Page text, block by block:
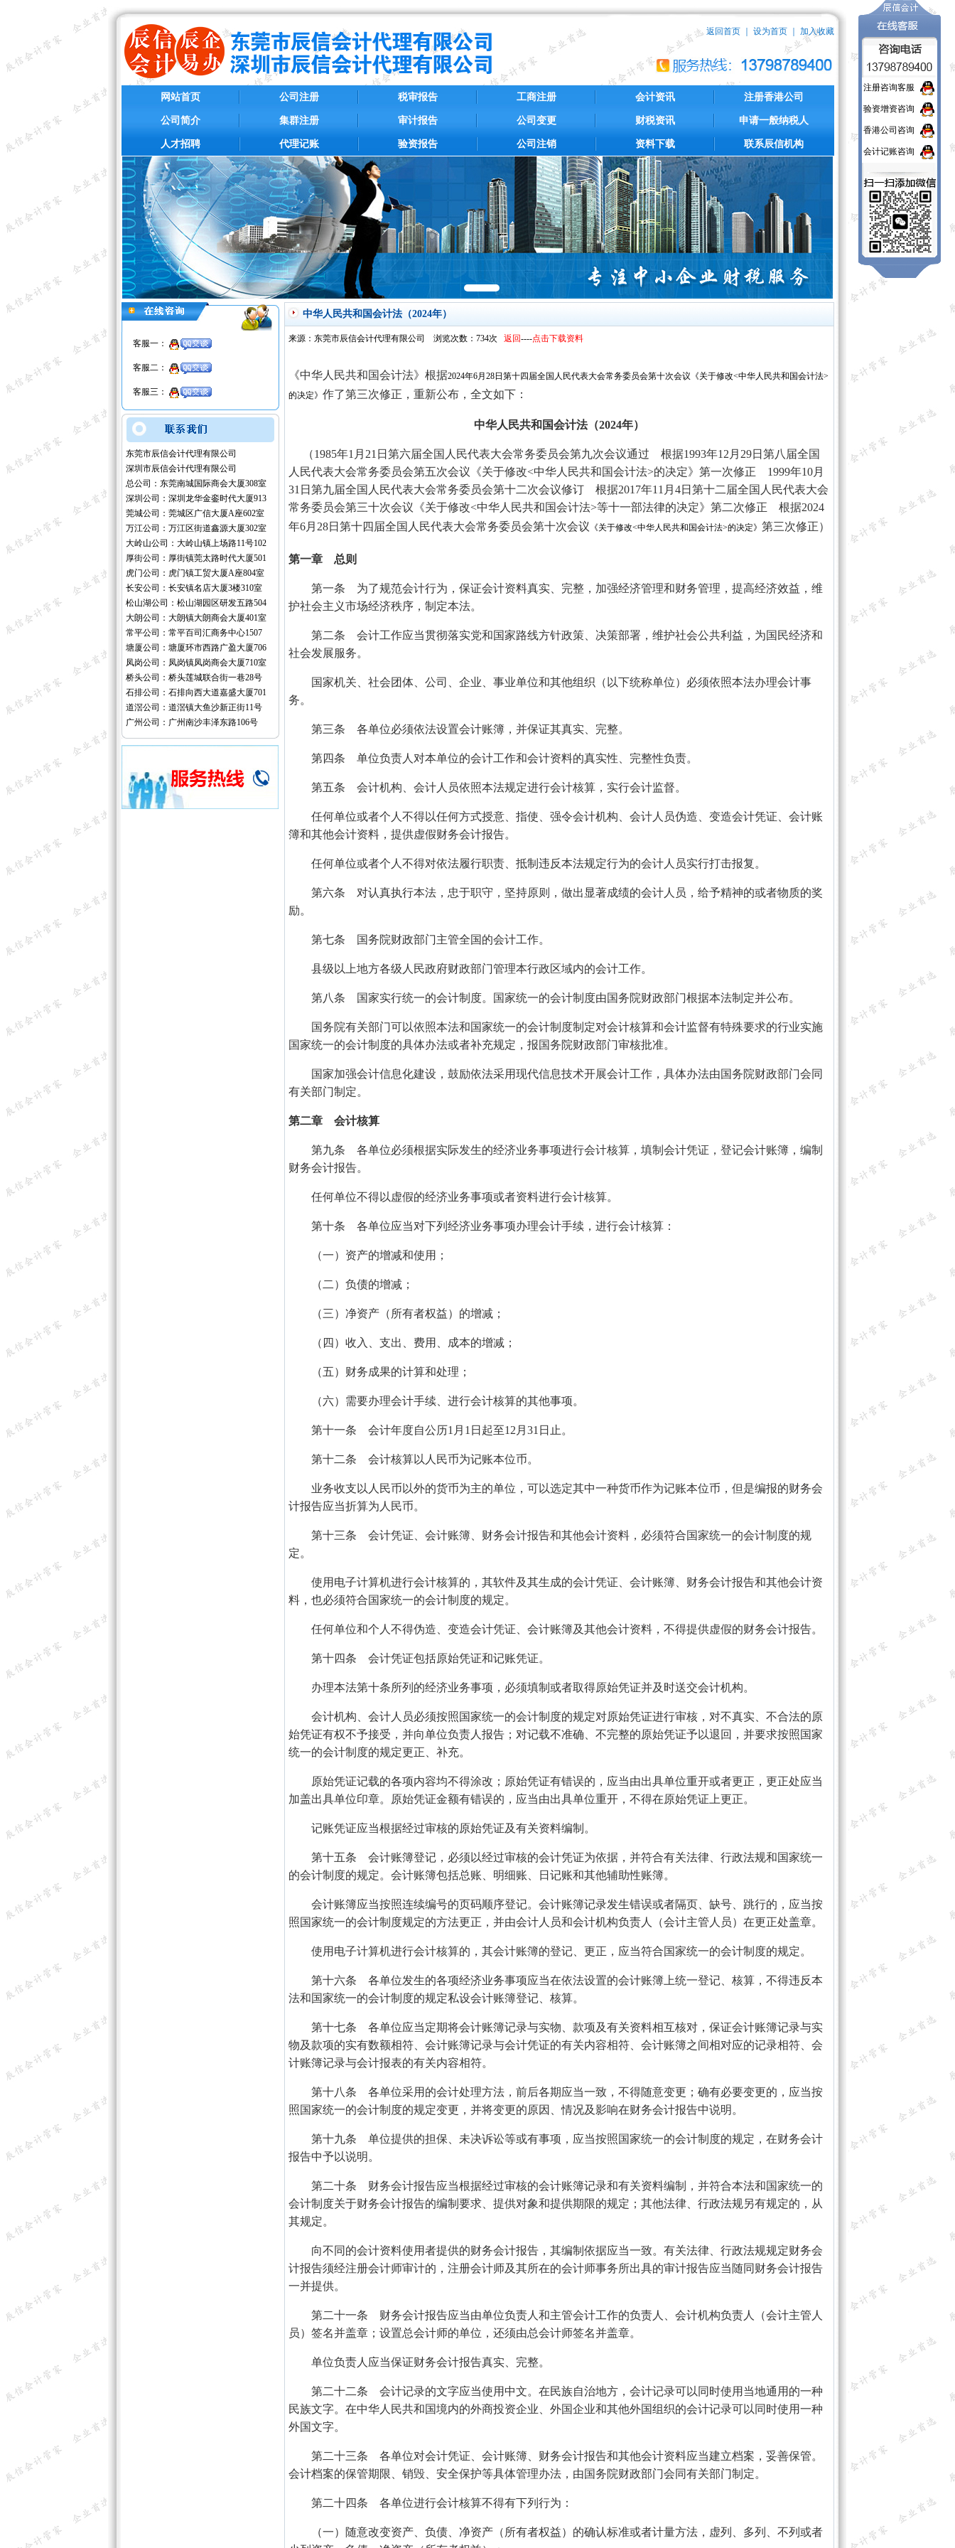
返回首页｜ 设为首页｜ 加入收藏
网站首页
公司简介
人才招聘
公司注册
集群注册
代理记账
税审报告
审计报告
验资报告
工商注册
公司变更
公司注销
会计资讯
财税资讯
资料下载
注册香港公司
申请一般纳税人
联系辰信机构
客服一：
客服二：
客服三：
东莞市辰信会计代理有限公司
深圳市辰信会计代理有限公司
总公司：东莞南城国际商会大厦308室
深圳公司：深圳龙华金銮时代大厦913
莞城公司：莞城区广信大厦A座602室
万江公司：万江区街道鑫源大厦302室
大岭山公司：大岭山镇上场路11号102
厚街公司：厚街镇莞太路时代大厦501
虎门公司：虎门镇工贸大厦A座804室
长安公司：长安镇名店大厦3楼310室
松山湖公司：松山湖园区研发五路504
大朗公司：大朗镇大朗商会大厦401室
常平公司：常平百司汇商务中心1507
塘厦公司：塘厦环市西路广盈大厦706
凤岗公司：凤岗镇凤岗商会大厦710室
桥头公司：桥头莲城联合街一巷28号
石排公司：石排向西大道嘉盛大厦701
道滘公司：道滘镇大鱼沙新正街11号
广州公司：广州南沙丰泽东路106号
中华人民共和国会计法（2024年）
来源：东莞市辰信会计代理有限公司 浏览次数：734次 返回----点击下载资料
《中华人民共和国会计法》根据2024年6月28日第十四届全国人民代表大会常务委员会第十次会议《关于修改<中华人民共和国会计法>
的决定》 作了第三次修正，重新公布，全文如下：
中华人民共和国会计法（2024年）
（1985年1月21日第六届全国人民代表大会常务委员会第九次会议通过 根据1993年12月29日第八届全国
人民代表大会常务委员会第五次会议《关于修改<中华人民共和国会计法>的决定》第一次修正 1999年10月
31日第九届全国人民代表大会常务委员会第十二次会议修订 根据2017年11月4日第十二届全国人民代表大会
常务委员会第三十次会议《关于修改<中华人民共和国会计法>等十一部法律的决定》第二次修正 根据2024
年6月28日第十四届全国人民代表大会常务委员会第十次会议 《关于修改<中华人民共和国会计法>的决定》 第三次修正）
第一章 总则
第一条 为了规范会计行为，保证会计资料真实、完整，加强经济管理和财务管理，提高经济效益，维
护社会主义市场经济秩序，制定本法。
第二条 会计工作应当贯彻落实党和国家路线方针政策、决策部署，维护社会公共利益，为国民经济和
社会发展服务。
国家机关、社会团体、公司、企业、事业单位和其他组织（以下统称单位）必须依照本法办理会计事
务。
第三条 各单位必须依法设置会计账簿，并保证其真实、完整。
第四条 单位负责人对本单位的会计工作和会计资料的真实性、完整性负责。
第五条 会计机构、会计人员依照本法规定进行会计核算，实行会计监督。
任何单位或者个人不得以任何方式授意、指使、强令会计机构、会计人员伪造、变造会计凭证、会计账
簿和其他会计资料，提供虚假财务会计报告。
任何单位或者个人不得对依法履行职责、抵制违反本法规定行为的会计人员实行打击报复。
第六条 对认真执行本法，忠于职守，坚持原则，做出显著成绩的会计人员，给予精神的或者物质的奖
励。
第七条 国务院财政部门主管全国的会计工作。
县级以上地方各级人民政府财政部门管理本行政区域内的会计工作。
第八条 国家实行统一的会计制度。国家统一的会计制度由国务院财政部门根据本法制定并公布。
国务院有关部门可以依照本法和国家统一的会计制度制定对会计核算和会计监督有特殊要求的行业实施
国家统一的会计制度的具体办法或者补充规定，报国务院财政部门审核批准。
国家加强会计信息化建设，鼓励依法采用现代信息技术开展会计工作，具体办法由国务院财政部门会同
有关部门制定。
第二章 会计核算
第九条 各单位必须根据实际发生的经济业务事项进行会计核算，填制会计凭证，登记会计账簿，编制
财务会计报告。
任何单位不得以虚假的经济业务事项或者资料进行会计核算。
第十条 各单位应当对下列经济业务事项办理会计手续，进行会计核算：
（一）资产的增减和使用；
（二）负债的增减；
（三）净资产（所有者权益）的增减；
（四）收入、支出、费用、成本的增减；
（五）财务成果的计算和处理；
（六）需要办理会计手续、进行会计核算的其他事项。
第十一条 会计年度自公历1月1日起至12月31日止。
第十二条 会计核算以人民币为记账本位币。
业务收支以人民币以外的货币为主的单位，可以选定其中一种货币作为记账本位币，但是编报的财务会
计报告应当折算为人民币。
第十三条 会计凭证、会计账簿、财务会计报告和其他会计资料，必须符合国家统一的会计制度的规
定。
使用电子计算机进行会计核算的，其软件及其生成的会计凭证、会计账簿、财务会计报告和其他会计资
料，也必须符合国家统一的会计制度的规定。
任何单位和个人不得伪造、变造会计凭证、会计账簿及其他会计资料，不得提供虚假的财务会计报告。
第十四条 会计凭证包括原始凭证和记账凭证。
办理本法第十条所列的经济业务事项，必须填制或者取得原始凭证并及时送交会计机构。
会计机构、会计人员必须按照国家统一的会计制度的规定对原始凭证进行审核，对不真实、不合法的原
始凭证有权不予接受，并向单位负责人报告；对记载不准确、不完整的原始凭证予以退回，并要求按照国家
统一的会计制度的规定更正、补充。
原始凭证记载的各项内容均不得涂改；原始凭证有错误的，应当由出具单位重开或者更正，更正处应当
加盖出具单位印章。原始凭证金额有错误的，应当由出具单位重开，不得在原始凭证上更正。
记账凭证应当根据经过审核的原始凭证及有关资料编制。
第十五条 会计账簿登记，必须以经过审核的会计凭证为依据，并符合有关法律、行政法规和国家统一
的会计制度的规定。会计账簿包括总账、明细账、日记账和其他辅助性账簿。
会计账簿应当按照连续编号的页码顺序登记。会计账簿记录发生错误或者隔页、缺号、跳行的，应当按
照国家统一的会计制度规定的方法更正，并由会计人员和会计机构负责人（会计主管人员）在更正处盖章。
使用电子计算机进行会计核算的，其会计账簿的登记、更正，应当符合国家统一的会计制度的规定。
第十六条 各单位发生的各项经济业务事项应当在依法设置的会计账簿上统一登记、核算，不得违反本
法和国家统一的会计制度的规定私设会计账簿登记、核算。
第十七条 各单位应当定期将会计账簿记录与实物、款项及有关资料相互核对，保证会计账簿记录与实
物及款项的实有数额相符、会计账簿记录与会计凭证的有关内容相符、会计账簿之间相对应的记录相符、会
计账簿记录与会计报表的有关内容相符。
第十八条 各单位采用的会计处理方法，前后各期应当一致，不得随意变更；确有必要变更的，应当按
照国家统一的会计制度的规定变更，并将变更的原因、情况及影响在财务会计报告中说明。
第十九条 单位提供的担保、未决诉讼等或有事项，应当按照国家统一的会计制度的规定，在财务会计
报告中予以说明。
第二十条 财务会计报告应当根据经过审核的会计账簿记录和有关资料编制，并符合本法和国家统一的
会计制度关于财务会计报告的编制要求、提供对象和提供期限的规定；其他法律、行政法规另有规定的，从
其规定。
向不同的会计资料使用者提供的财务会计报告，其编制依据应当一致。有关法律、行政法规规定财务会
计报告须经注册会计师审计的，注册会计师及其所在的会计师事务所出具的审计报告应当随同财务会计报告
一并提供。
第二十一条 财务会计报告应当由单位负责人和主管会计工作的负责人、会计机构负责人（会计主管人
员）签名并盖章；设置总会计师的单位，还须由总会计师签名并盖章。
单位负责人应当保证财务会计报告真实、完整。
第二十二条 会计记录的文字应当使用中文。在民族自治地方，会计记录可以同时使用当地通用的一种
民族文字。在中华人民共和国境内的外商投资企业、外国企业和其他外国组织的会计记录可以同时使用一种
外国文字。
第二十三条 各单位对会计凭证、会计账簿、财务会计报告和其他会计资料应当建立档案，妥善保管。
会计档案的保管期限、销毁、安全保护等具体管理办法，由国务院财政部门会同有关部门制定。
第二十四条 各单位进行会计核算不得有下列行为：
（一）随意改变资产、负债、净资产（所有者权益）的确认标准或者计量方法，虚列、多列、不列或者
注册咨询客服
验资增资咨询
香港公司咨询
会计记账咨询